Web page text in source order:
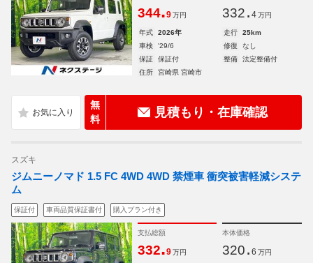
344.9 万円 332. 4 万円
年式 2026年 走行
25km
車検
'29/6 修復
なし
保証
保証付 整備
法定整備付
住所
宮崎県 宮崎市
無
料
見積もり・在庫確認
スズキ
ジムニーノマド 1.5 FC 4WD 4WD 禁煙車 衝突被害軽減システ
ム
保証付 車両品質保証書付 購入プラン付き
支払総額
332.9 万円
本体価格
320. 6 万円